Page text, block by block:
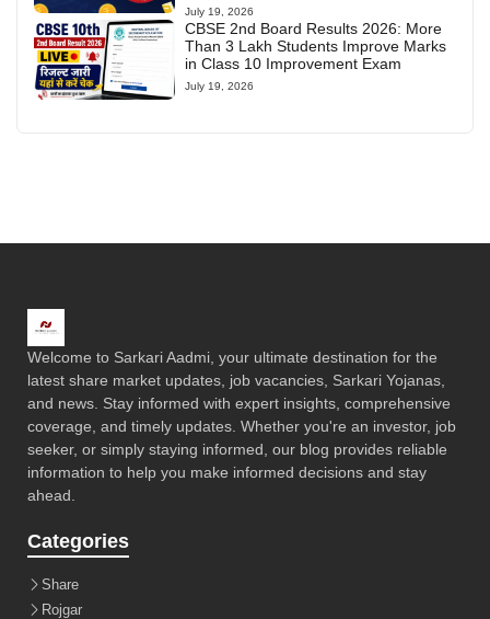
July 19, 2026
CBSE 2nd Board Results 2026: More
Than 3 Lakh Students Improve Marks
in Class 10 Improvement Exam
July 19, 2026
Welcome to Sarkari Aadmi, your ultimate destination for the
latest share market updates, job vacancies, Sarkari Yojanas,
and news. Stay informed with expert insights, comprehensive
coverage, and timely updates. Whether you're an investor, job
seeker, or simply staying informed, our blog provides reliable
information to help you make informed decisions and stay
ahead.
Categories
Share
Rojgar